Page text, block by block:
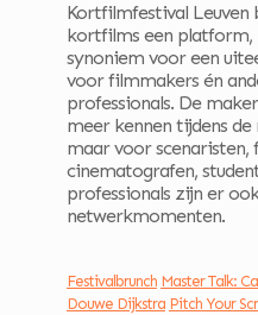
Kortfilmfestival Leuven
kortfilms een platform,
synoniem voor een
voor filmmakers én
professionals. De
meer kennen tijdens de
maar voor
cinematografen,
professionals zijn er
netwerkmomenten.
Festivalbrunch Master Talk:
Douwe Dijkstra Pitch Your